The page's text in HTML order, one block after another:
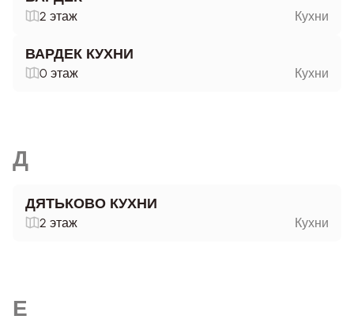
2 этаж Кухни
ВАРДЕК КУХНИ
0 этаж Кухни
Д
ДЯТЬКОВО КУХНИ
2 этаж Кухни
Е